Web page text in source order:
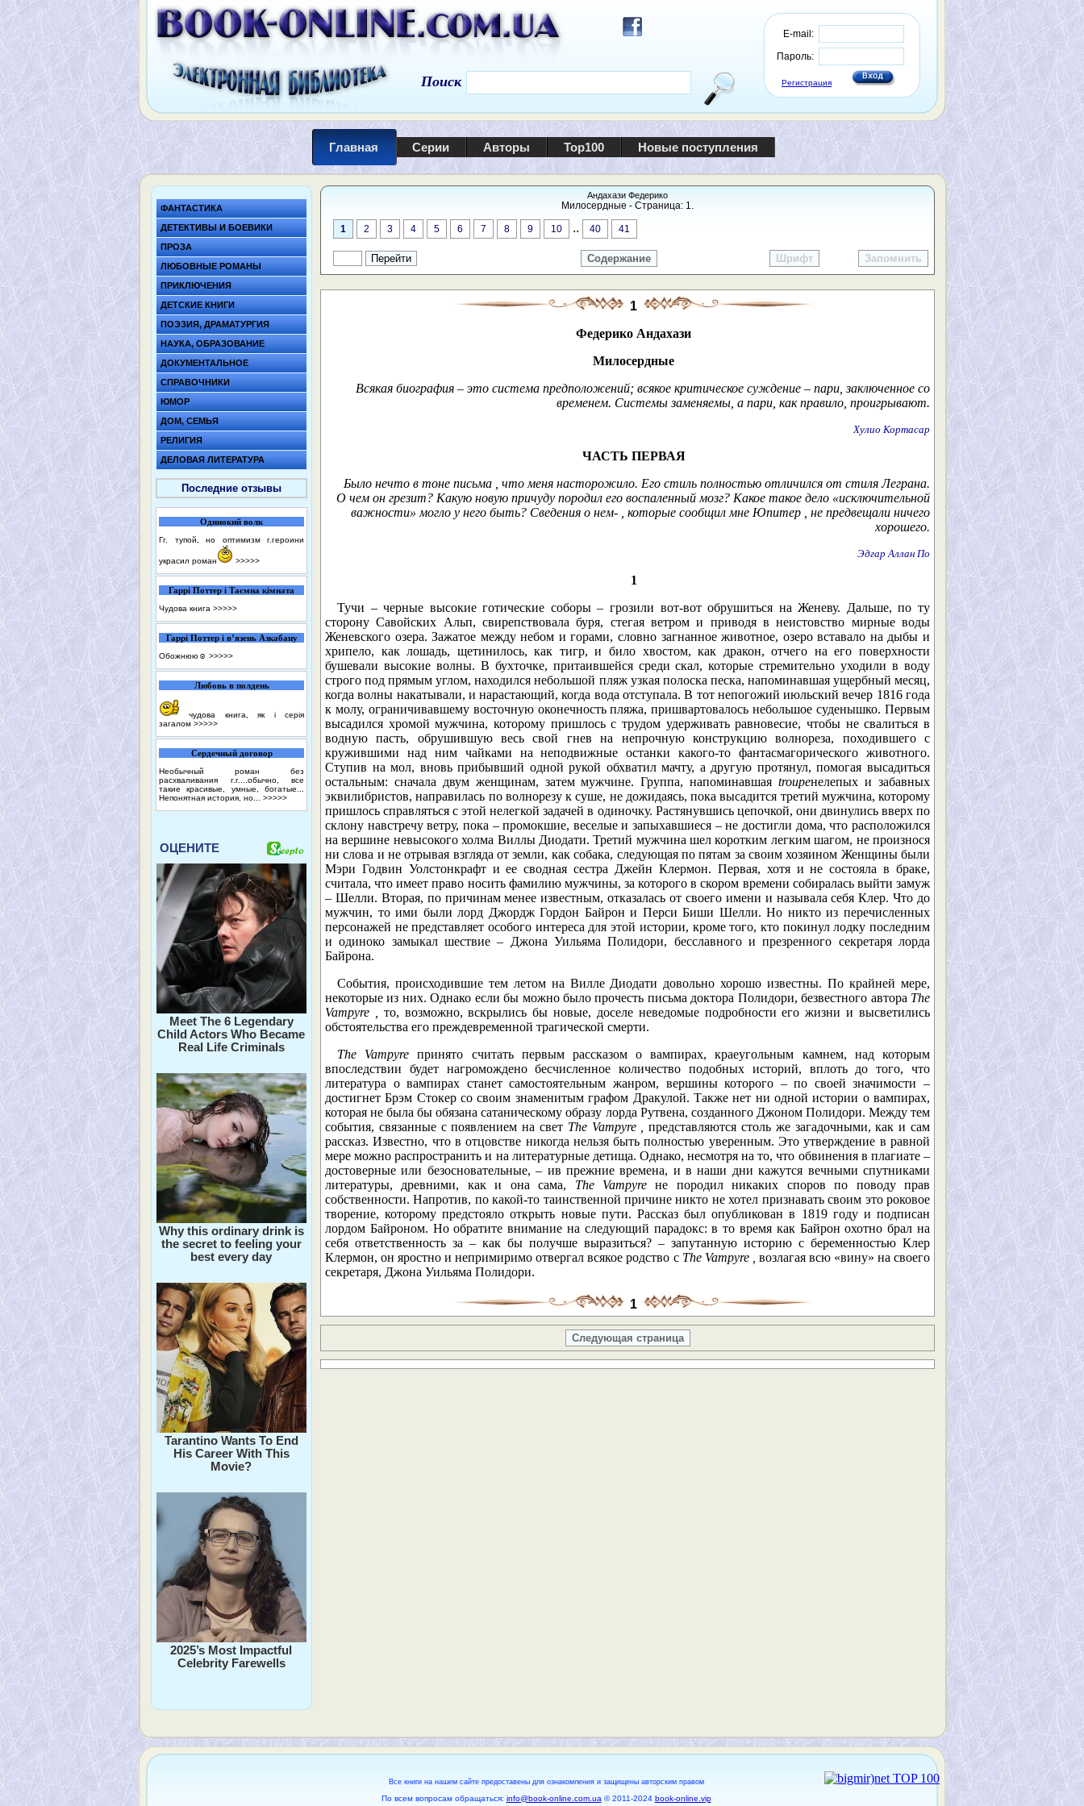
E-mail:
Пароль:
Регистрация
Поиск
Главная Серии Авторы Top100 Новые поступления
ФАНТАСТИКА
ДЕТЕКТИВЫ И БОЕВИКИ
ПРОЗА
ЛЮБОВНЫЕ РОМАНЫ
ПРИКЛЮЧЕНИЯ
ДЕТСКИЕ КНИГИ
ПОЭЗИЯ, ДРАМАТУРГИЯ
НАУКА, ОБРАЗОВАНИЕ
ДОКУМЕНТАЛЬНОЕ
СПРАВОЧНИКИ
ЮМОР
ДОМ, СЕМЬЯ
РЕЛИГИЯ
ДЕЛОВАЯ ЛИТЕРАТУРА
Последние отзывы
Одинокий волк
Гг. тупой, но оптимизм г.героини
украсил роман >>>>>
Гаррі Поттер і Таємна кімната
Чудова книга >>>>>
Гаррі Поттер і в’язень Азкабану
Обожнюю☺️ >>>>>
Любовь в полдень
чудова книга, як і серія
загалом >>>>>
Сердечный договор
Необычный роман без
расхваливания г.г....обычно, все
такие красивые, умные, богатые...
Непонятная история, но... >>>>>
ОЦЕНИТЕ
Meet The 6 Legendary
Child Actors Who Became
Real Life Criminals
Why this ordinary drink is
the secret to feeling your
best every day
Tarantino Wants To End
His Career With This
Movie?
2025’s Most Impactful
Celebrity Farewells
Андахази Федерико
Милосердные - Страница: 1.
1 2 3 4 5 6 7 8 9 10 .. 40 41
Содержание Шрифт Запомнить
1
Федерико Андахази
Милосердные
Всякая биография – это система предположений; всякое критическое суждение – пари, заключенное со
временем. Системы заменяемы, а пари, как правило, проигрывают.
Хулио Кортасар
ЧАСТЬ ПЕРВАЯ
Было нечто в тоне письма
что меня насторожило. Его стиль полностью отличился от стиля Леграна.
О чем он грезит? Какую новую причуду породил его воспаленный мозг? Какое такое дело «исключительной
важности» могло у него быть? Сведения о нем-
которые сообщил мне Юпитер
не предвещали ничего
хорошего.
Эдгар Аллан По
1
Тучи – черные высокие готические соборы – грозили вот-вот обрушиться на Женеву. Дальше, по ту
сторону Савойских Альп, свирепствовала буря, стегая ветром и приводя в неистовство мирные воды
Женевского озера. Зажатое между небом и горами, словно загнанное животное, озеро вставало на дыбы и
хрипело, как лошадь, щетинилось, как тигр, и било хвостом, как дракон, отчего на его поверхности
бушевали высокие волны. В бухточке, притаившейся среди скал, которые стремительно уходили в воду
строго под прямым углом, находился небольшой пляж узкая полоска песка, напоминавшая ущербный месяц,
когда волны накатывали, и нарастающий, когда вода отступала. В тот непогожий июльский вечер 1816 года
к молу, ограничивавшему восточную оконечность пляжа, пришвартовалось небольшое суденышко. Первым
высадился хромой мужчина, которому пришлось с трудом удерживать равновесие, чтобы не свалиться в
водную пасть, обрушившую весь свой гнев на непрочную конструкцию волнореза, походившего с
кружившими над ним чайками на неподвижные останки какого-то фантасмагорического животного.
Ступив на мол, вновь прибывший одной рукой обхватил мачту, а другую протянул, помогая высадиться
остальным: сначала двум женщинам, затем мужчине. Группа, напоминавшаяtroupeнелепых и забавных
эквилибристов, направилась по волнорезу к суше, не дожидаясь, пока высадится третий мужчина, которому
пришлось справляться с этой нелегкой задачей в одиночку. Растянувшись цепочкой, они двинулись вверх по
склону навстречу ветру, пока – промокшие, веселые и запыхавшиеся – не достигли дома, что расположился
на вершине невысокого холма Виллы Диодати. Третий мужчина шел коротким легким шагом, не произнося
ни слова и не отрывая взгляда от земли, как собака, следующая по пятам за своим хозяином Женщины были
Мэри Годвин Уолстонкрафт и ее сводная сестра Джейн Клермон. Первая, хотя и не состояла в браке,
считала, что имеет право носить фамилию мужчины, за которого в скором времени собиралась выйти замуж
– Шелли. Вторая, по причинам менее известным, отказалась от своего имени и называла себя Клер. Что до
мужчин, то ими были лорд Джордж Гордон Байрон и Перси Биши Шелли. Но никто из перечисленных
персонажей не представляет особого интереса для этой истории, кроме того, кто покинул лодку последним
и одиноко замыкал шествие – Джона Уильяма Полидори, бесславного и презренного секретаря лорда
Байрона.
События, происходившие тем летом на Вилле Диодати довольно хорошо известны. По крайней мере,
некоторые из них. Однако если бы можно было прочесть письма доктора Полидори, безвестного автора The
Vampyre
то, возможно, вскрылись бы новые, доселе неведомые подробности его жизни и высветились
обстоятельства его преждевременной трагической смерти.
The Vampyreпринято считать первым рассказом о вампирах, краеугольным камнем, над которым
впоследствии будет нагромождено бесчисленное количество подобных историй, вплоть до того, что
литература о вампирах станет самостоятельным жанром, вершины которого – по своей значимости –
достигнет Брэм Стокер со своим знаменитым графом Дракулой. Также нет ни одной истории о вампирах,
которая не была бы обязана сатаническому образу лорда Рутвена, созданного Джоном Полидори. Между тем
события, связанные с появлением на свет The Vampyre ,представляются столь же загадочными, как и сам
рассказ. Известно, что в отцовстве никогда нельзя быть полностью уверенным. Это утверждение в равной
мере можно распространить и на литературные детища. Однако, несмотря на то, что обвинения в плагиате –
достоверные или безосновательные, – ив прежние времена, и в наши дни кажутся вечными спутниками
литературы, древними, как и она сама, The Vampyreне породил никаких споров по поводу прав
собственности. Напротив, по какой-то таинственной причине никто не хотел признавать своим это роковое
творение, которому предстояло открыть новые пути. Рассказ был опубликован в 1819 году и подписан
лордом Байроном. Но обратите внимание на следующий парадокс: в то время как Байрон охотно брал на
себя ответственность за – как бы получше выразиться? – запутанную историю с беременностью Клер
Клермон, он яростно и непримиримо отвергал всякое родство с The Vampyre
возлагая всю «вину» на своего
секретаря, Джона Уильяма Полидори.
1
Следующая страница
Все книги на нашем сайте предоставены для ознакомления и защищены авторским правом
По всем вопросам обращаться: info@book-online.com.ua © 2011-2024 book-online.vip